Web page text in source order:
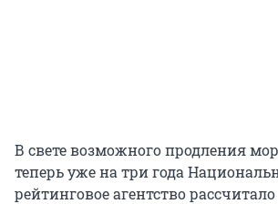
В свете возможного продления
теперь уже на три года
рейтинговое агентство рассчитало